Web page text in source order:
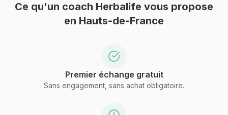
Ce qu'un coach Herbalife vous propose
en Hauts-de-France
Premier échange gratuit
Sans engagement, sans achat obligatoire.